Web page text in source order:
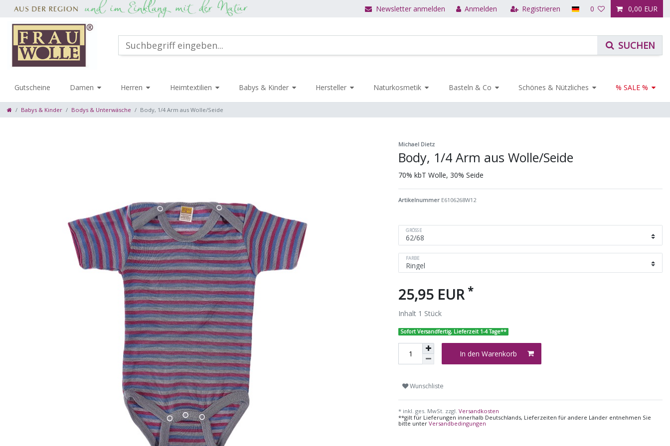
Newsletter anmelden Anmelden Registrieren 0 0,00 EUR
Gutscheine Damen Herren Heimtextilien Babys & Kinder Hersteller Naturkosmetik Basteln & Co Schönes & Nützliches % SALE %
Babys & Kinder Bodys & Unterwäsche Body, 1/4 Arm aus Wolle/Seide
Michael Dietz
Body, 1/4 Arm aus Wolle/Seide
70% kbT Wolle, 30% Seide
Artikelnummer E6106268W12
GRÖSSE
FARBE
25,95 EUR *
Inhalt 1 Stück
Sofort Versandfertig, Lieferzeit 1-4 Tage**
In den Warenkorb
Wunschliste
* inkl. ges. MwSt. zzgl. Versandkosten
**gilt für Lieferungen innerhalb Deutschlands, Lieferzeiten für andere Länder entnehmen Sie
bitte unter Versandbedingungen